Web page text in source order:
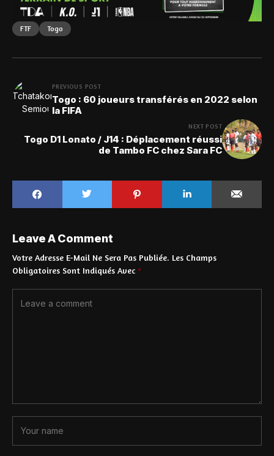
FTF Togo
PREVIOUS POST
Togo : 60 joueurs transférés en 2022 selon
la FIFA
NEXT POST
Togo D1 Lonato / J14 : Déplacement réussi
de Tambo FC chez Sara FC
Leave A Comment
Votre Adresse E-Mail Ne Sera Pas Publiée. Les Champs
Obligatoires Sont Indiqués Avec *